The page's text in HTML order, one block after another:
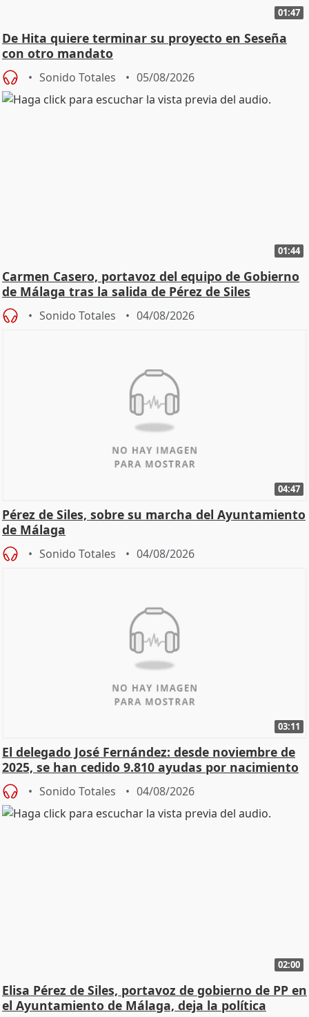
01:47
De Hita quiere terminar su proyecto en Seseña
con otro mandato
Sonido Totales 05/08/2026
01:44
Carmen Casero, portavoz del equipo de Gobierno
de Málaga tras la salida de Pérez de Siles
Sonido Totales 04/08/2026
04:47
Pérez de Siles, sobre su marcha del Ayuntamiento
de Málaga
Sonido Totales 04/08/2026
03:11
El delegado José Fernández: desde noviembre de
2025, se han cedido 9.810 ayudas por nacimiento
Sonido Totales 04/08/2026
02:00
Elisa Pérez de Siles, portavoz de gobierno de PP en
el Ayuntamiento de Málaga, deja la política